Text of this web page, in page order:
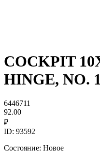
COCKPIT
HINGE, NO.
6446711
92.00
₽
ID: 93592
Состояние: Новое